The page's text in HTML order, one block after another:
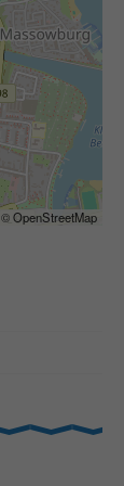
©OpenStreetMap